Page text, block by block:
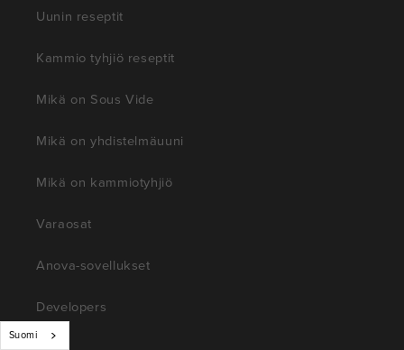
Uunin reseptit
Kammio tyhjiö reseptit
Mikä on Sous Vide
Mikä on yhdistelmäuuni
Mikä on kammiotyhjiö
Varaosat
Anova-sovellukset
Developers
Suomi